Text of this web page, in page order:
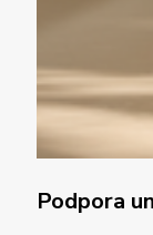
Podpora